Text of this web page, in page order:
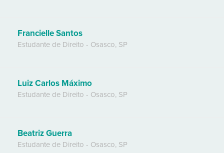
Francielle Santos
Estudante de Direito - Osasco, SP
Luiz Carlos Máximo
Estudante de Direito - Osasco, SP
Beatriz Guerra
Estudante de Direito - Osasco, SP